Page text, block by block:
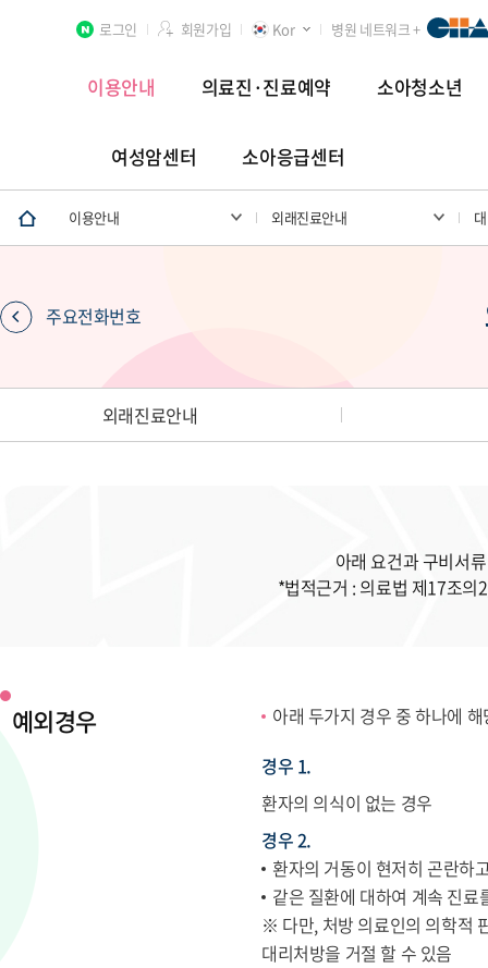
로그인 회원가입 Kor 병원 네트워크 +
이용안내 의료진·진료예약 소아청소년
여성암센터 소아응급센터
장례식장
이용안내 외래진료안내
주요전화번호
외래진료안내
아래 요건과 구비서
*법적근거 : 의료법 제17조
예외경우
아래 두가지 경우 중 하나에
경우 1.
환자의 의식이 없는 경우
경우 2.
환자의 거동이 현저히 곤란하
같은 질환에 대하여 계속 진
※ 다만, 처방 의료인의 의학적
대리처방을 거절 할 수 있음